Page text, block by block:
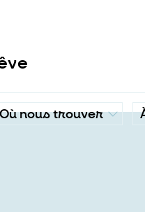
Où nous trouver